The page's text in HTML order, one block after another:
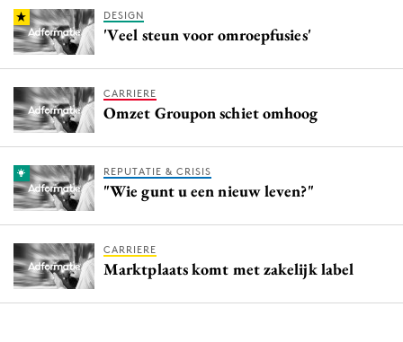
DESIGN
'Veel steun voor omroepfusies'
CARRIERE
Omzet Groupon schiet omhoog
REPUTATIE & CRISIS
"Wie gunt u een nieuw leven?"
CARRIERE
Marktplaats komt met zakelijk label